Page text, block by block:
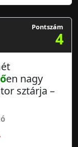
Pontszám
4
en nagy
sztárja –